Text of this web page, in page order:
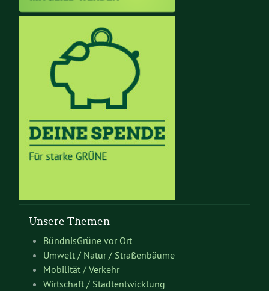
Unsere Themen
BündnisGrüne vor Ort
Umwelt / Natur / Straßenbäume
Mobilität / Verkehr
Wirtschaft / Stadtentwicklung